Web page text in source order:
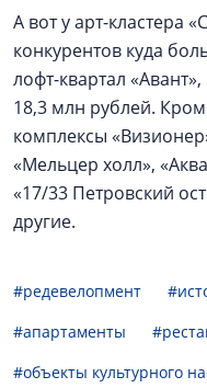
А вот у арт-кластера
конкурентов куда
лофт-квартал
18,3 млн рублей.
комплексы
«Мельцер холл»,
«17/33 Петровский
другие.
#редевелопмент
#апартаменты
#объекты культурного